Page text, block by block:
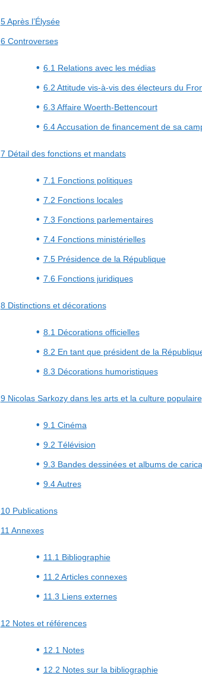
5 Après l’Élysée
6 Controverses
6.1 Relations avec les médias
6.2 Attitude vis-à-vis des électeurs du
6.3 Affaire Woerth-Bettencourt
6.4 Accusation de financement de sa
7 Détail des fonctions et mandats
7.1 Fonctions politiques
7.2 Fonctions locales
7.3 Fonctions parlementaires
7.4 Fonctions ministérielles
7.5 Présidence de la République
7.6 Fonctions juridiques
8 Distinctions et décorations
8.1 Décorations officielles
8.2 En tant que président de la
8.3 Décorations humoristiques
9 Nicolas Sarkozy dans les arts et la culture populaire
9.1 Cinéma
9.2 Télévision
9.3 Bandes dessinées et albums de
9.4 Autres
10 Publications
11 Annexes
11.1 Bibliographie
11.2 Articles connexes
11.3 Liens externes
12 Notes et références
12.1 Notes
12.2 Notes sur la bibliographie